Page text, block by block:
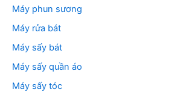
Máy phun sương
Máy rửa bát
Máy sấy bát
Máy sấy quần áo
Máy sấy tóc